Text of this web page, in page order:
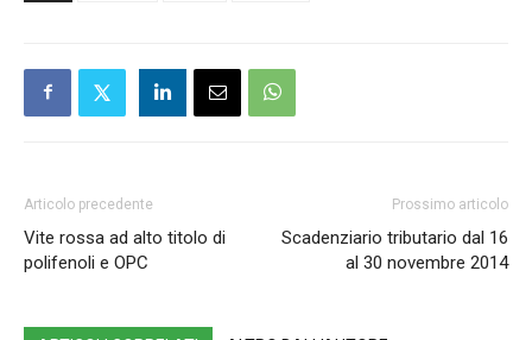
Articolo precedente
Vite rossa ad alto titolo di
polifenoli e OPC
Prossimo articolo
Scadenziario tributario dal 16
al 30 novembre 2014